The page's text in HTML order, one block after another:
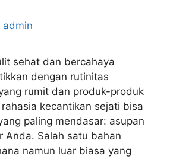
admin
sehat dan bercahaya
dengan rutinitas
rumit dan produk-produk
kecantikan sejati bisa
paling mendasar: asupan
Anda. Salah satu bahan
namun luar biasa yang